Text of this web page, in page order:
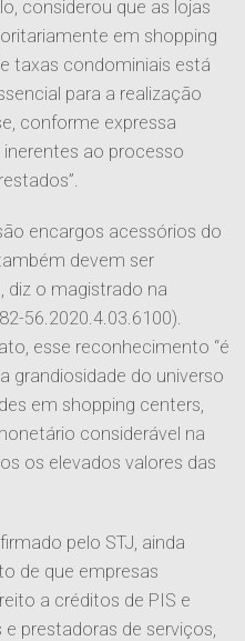
Social
considerou que as lojas
em shopping
taxas condominiais está
para a realização
conforme expressa
ao processo
encargos acessórios do
devem ser
diz o magistrado na
56.2020.4.03.6100).
esse reconhecimento “é
grandiosidade do universo
em shopping centers,
considerável na
os elevados valores das
pelo STJ, ainda
de que empresas
a créditos de PIS e
prestadoras de serviços,